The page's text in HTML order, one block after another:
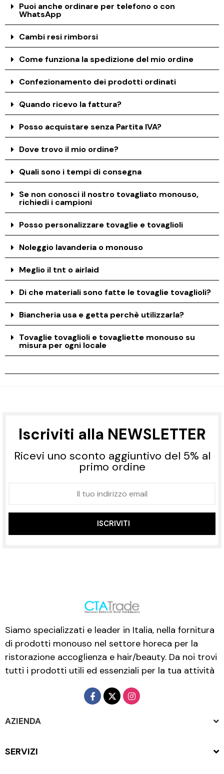
Puoi anche ordinare per telefono o con
WhatsApp
Cambi resi rimborsi
Come funziona la spedizione del mio ordine
Confezionamento dei prodotti ordinati
Quando ricevo la fattura?
Posso acquistare senza Partita IVA?
Dove trovo il mio ordine?
Quali sono i tempi di consegna
Se non conosci il nostro tovagliato monouso,
richiedi i campioni
Posso personalizzare tovaglie e tovaglioli
Noleggio lavanderia o monouso
Meglio il tnt o airlaid
Di che materiali sono fatte le tovaglie tovaglioli?
Biancheria usa e getta perchè utilizzarla?
Tovaglie tovaglioli e tovagliette monouso su
misura per ogni locale
Iscriviti alla NEWSLETTER
Ricevi uno sconto aggiuntivo del 5% al
primo ordine
ISCRIVITI
Siamo specializzati e leader in Italia, nella fornitura
di prodotti monouso nel settore horeca per la
ristorazione accoglienza e hair/beauty. Da noi trovi
tutti i prodotti utili ed essenziali per la tua attività
AZIENDA
SERVIZI